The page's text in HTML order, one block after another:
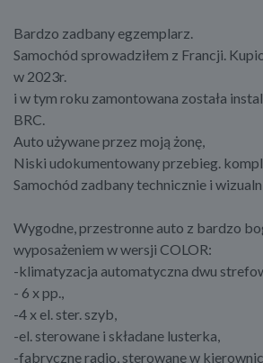
Bardzo zadbany egzemplarz.
Samochód sprowadziłem z Francji.
w 2023r.
i w tym roku zamontowana została
BRC.
Auto używane przez moją żonę,
Niski udokumentowany przebieg.
Samochód zadbany technicznie i
Wygodne, przestronne auto z bardzo
wyposażeniem w wersji COLOR:
-klimatyzacja automatyczna dwu
- 6 x pp.,
-4 x el. ster. szyb,
-el. sterowane i składane lusterka,
-fabryczne radio, sterowane w